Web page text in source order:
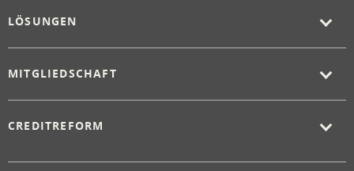
LÖSUNGEN
MITGLIEDSCHAFT
CREDITREFORM